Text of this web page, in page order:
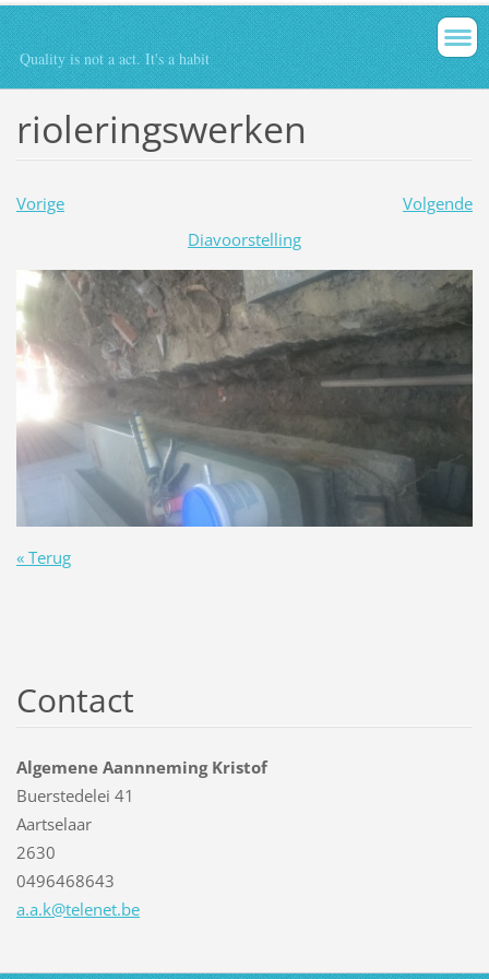
Quality is not a act. It's a habit
rioleringswerken
Vorige
Volgende
Diavoorstelling
« Terug
Contact
Algemene Aannneming Kristof
Buerstedelei 41
Aartselaar
2630
0496468643
a.a.k@telenet.be